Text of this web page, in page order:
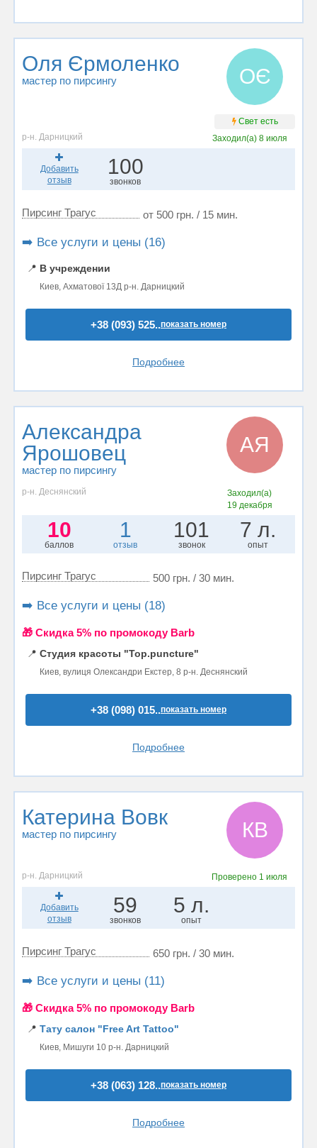
Оля Єрмоленко
мастер по пирсингу ОЄ
Свет есть
р-н. Дарницкий
Заходил(а) 8 июля
Добавить
отзыв
100
звонков
Пирсинг Трагус от 500 грн. / 15 мин.
➡️ Все услуги и цены (16)
📍 В учреждении
Киев, Ахматової 13Д р-н. Дарницкий
+38 (093) 525..показать номер
Подробнее
Александра
Ярошовец
мастер по пирсингу
АЯ
р-н. Деснянский
Заходил(а)
19 декабря
10
баллов
1
отзыв
101
звонок
7 л.
опыт
Пирсинг Трагус 500 грн. / 30 мин.
➡️ Все услуги и цены (18)
🎁 Cкидка 5% по промокоду Barb
📍 Студия красоты "Top.puncture"
Киев, вулиця Олександри Екстер, 8 р-н. Деснянский
+38 (098) 015..показать номер
Подробнее
Катерина Вовк
мастер по пирсингу КВ
р-н. Дарницкий Проверено 1 июля
Добавить
отзыв
59
звонков
5 л.
опыт
Пирсинг Трагус 650 грн. / 30 мин.
➡️ Все услуги и цены (11)
🎁 Cкидка 5% по промокоду Barb
📍 Тату салон "Free Art Tattoo"
Киев, Мишуги 10 р-н. Дарницкий
+38 (063) 128..показать номер
Подробнее